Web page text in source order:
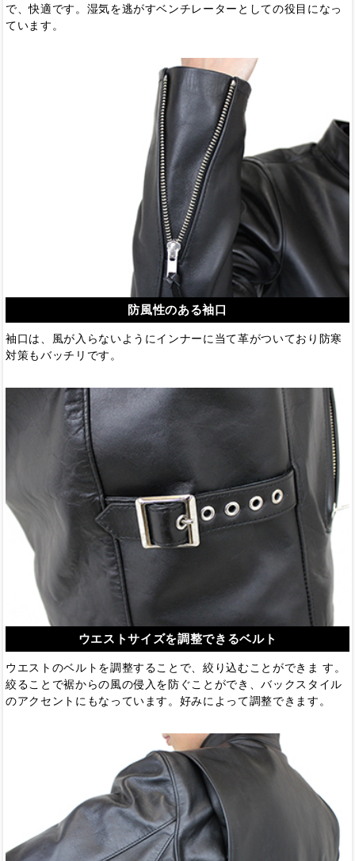
で、快適です。湿気を逃がすベンチレーターとしての役目になっ
ています。
防風性のある袖口
袖口は、風が入らないようにインナーに当て革がついており防寒
対策もバッチリです。
ウエストサイズを調整できるベルト
ウエストのベルトを調整することで、絞り込むことができま す。
絞ることで裾からの風の侵入を防ぐことができ、バックスタイル
のアクセントにもなっています。好みによって調整できます。